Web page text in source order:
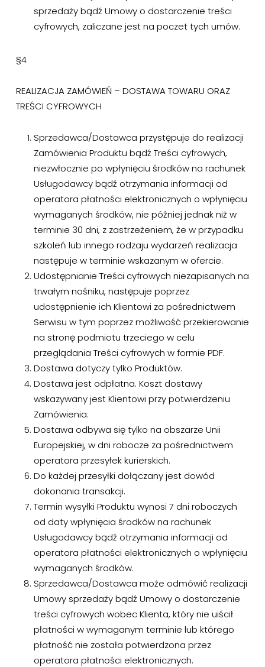
sprzedaży bądź Umowy o dostarczenie treści
cyfrowych, zaliczane jest na poczet tych umów.
§4
REALIZACJA ZAMÓWIEŃ – DOSTAWA TOWARU ORAZ
TREŚCI CYFROWYCH
Sprzedawca/Dostawca przystępuje do realizacji
Zamówienia Produktu bądź Treści cyfrowych,
niezwłocznie po wpłynięciu środków na rachunek
Usługodawcy bądź otrzymania informacji od
operatora płatności elektronicznych o wpłynięciu
wymaganych środków, nie później jednak niż w
terminie 30 dni, z zastrzeżeniem, że w przypadku
szkoleń lub innego rodzaju wydarzeń realizacja
następuje w terminie wskazanym w ofercie.
Udostępnianie Treści cyfrowych niezapisanych na
trwałym nośniku, następuje poprzez
udostępnienie ich Klientowi za pośrednictwem
Serwisu w tym poprzez możliwość przekierowanie
na stronę podmiotu trzeciego w celu
przeglądania Treści cyfrowych w formie PDF.
Dostawa dotyczy tylko Produktów.
Dostawa jest odpłatna. Koszt dostawy
wskazywany jest Klientowi przy potwierdzeniu
Zamówienia.
Dostawa odbywa się tylko na obszarze Unii
Europejskiej, w dni robocze za pośrednictwem
operatora przesyłek kurierskich.
Do każdej przesyłki dołączany jest dowód
dokonania transakcji.
Termin wysyłki Produktu wynosi 7 dni roboczych
od daty wpłynięcia środków na rachunek
Usługodawcy bądź otrzymania informacji od
operatora płatności elektronicznych o wpłynięciu
wymaganych środków.
Sprzedawca/Dostawca może odmówić realizacji
Umowy sprzedaży bądź Umowy o dostarczenie
treści cyfrowych wobec Klienta, który nie uiścił
płatności w wymaganym terminie lub którego
płatność nie została potwierdzona przez
operatora płatności elektronicznych.